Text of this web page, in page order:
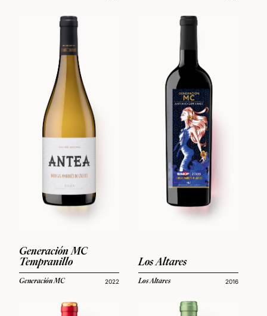
Generación MC
Tempranillo
Generación MC 2022
Los Altares
Los Altares 2016